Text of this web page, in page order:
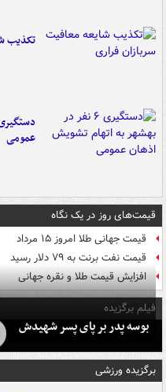
تکذیب
عمومی
قیمت‌های روز در یک نگاه
قیمت جهانی طلا امروز ۱۵ مرداد
قیمت نفت برنت به ۷۹ دلار رسید
افزایش قیمت طلا و نقره جهانی
فیلم برگزیده
بوسه‌ پدر بر پای پسر شهیدش
برگزیده ورزشی